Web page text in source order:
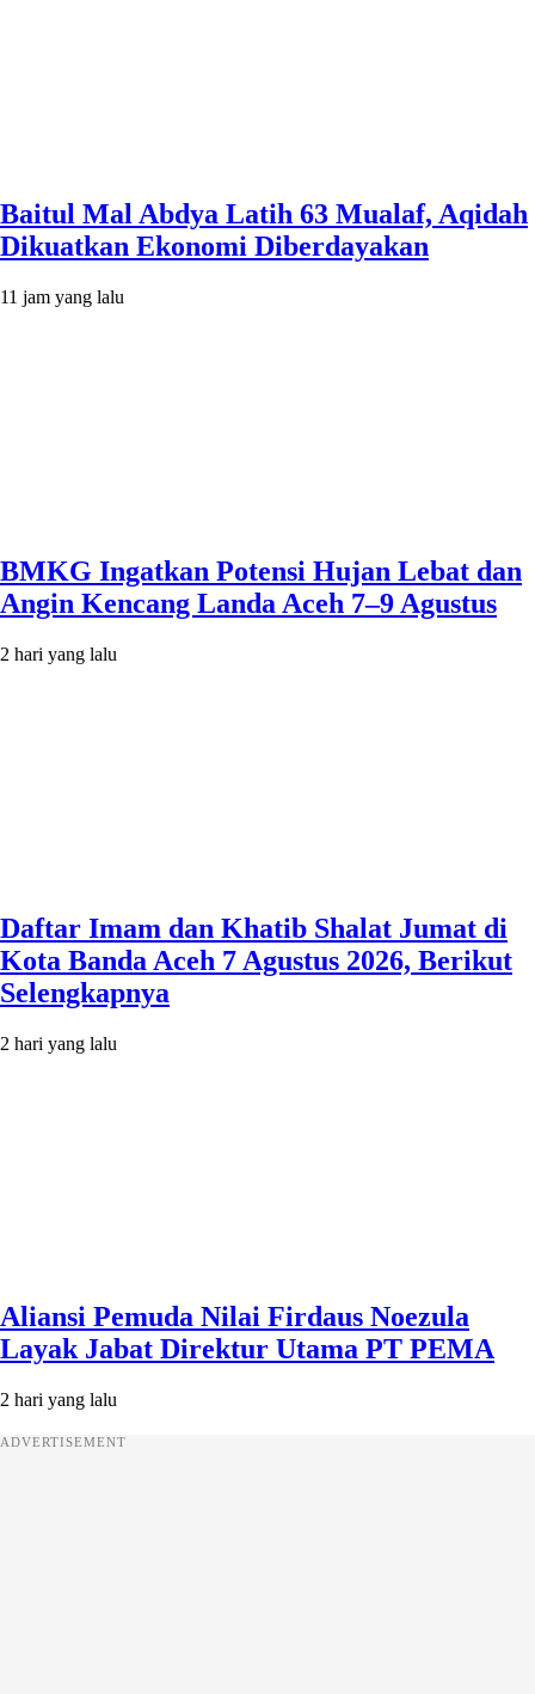
Baitul Mal Abdya Latih 63 Mualaf, Aqidah
Dikuatkan Ekonomi Diberdayakan
11 jam yang lalu
BMKG Ingatkan Potensi Hujan Lebat dan
Angin Kencang Landa Aceh 7–9 Agustus
2 hari yang lalu
Daftar Imam dan Khatib Shalat Jumat di
Kota Banda Aceh 7 Agustus 2026, Berikut
Selengkapnya
2 hari yang lalu
Aliansi Pemuda Nilai Firdaus Noezula
Layak Jabat Direktur Utama PT PEMA
2 hari yang lalu
ADVERTISEMENT